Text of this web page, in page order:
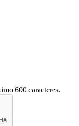
600 caracteres.